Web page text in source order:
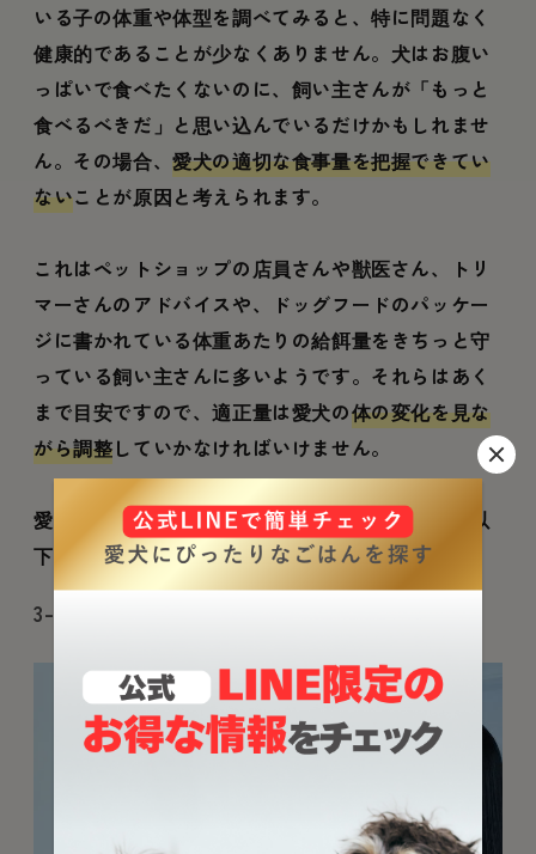
いる子の体重や体型を調べてみると、特に問題なく
健康的であることが少なくありません。犬はお腹い
っぱいで食べたくないのに、飼い主さんが「もっと
食べるべきだ」と思い込んでいるだけかもしれませ
ん。その場合、愛犬の適切な食事量を把握できてい
ないことが原因と考えられます。
これはペットショップの店員さんや獣医さん、トリ
マーさんのアドバイスや、ドッグフードのパッケー
ジに書かれている体重あたりの給餌量をきちっと守
っている飼い主さんに多いようです。それらはあく
まで目安ですので、適正量は愛犬の体の変化を見な
がら調整していかなければいけません。
愛犬が食べるべきごはんの量に自信がない方は、以
下の方法を試してみてください。
3-1. 最適カロリー量を知る